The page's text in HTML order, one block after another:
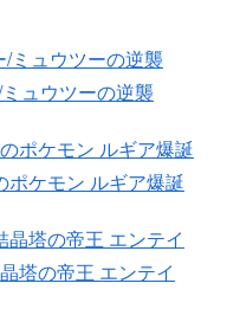
ュウツーの逆襲
ポケモン ルギア爆誕
塔の帝王 エンテイ